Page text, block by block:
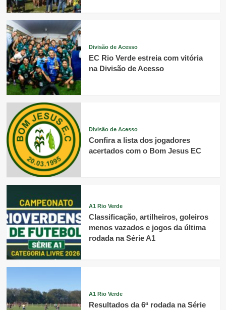
Divisão de Acesso
EC Rio Verde estreia com vitória
na Divisão de Acesso
Divisão de Acesso
Confira a lista dos jogadores
acertados com o Bom Jesus EC
A1 Rio Verde
Classificação, artilheiros, goleiros
menos vazados e jogos da última
rodada na Série A1
A1 Rio Verde
Resultados da 6ª rodada na Série